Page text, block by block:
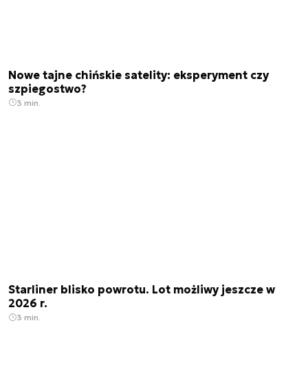
Nowe tajne chińskie satelity: eksperyment czy
szpiegostwo?
3 min.
Starliner blisko powrotu. Lot możliwy jeszcze w
2026 r.
3 min.